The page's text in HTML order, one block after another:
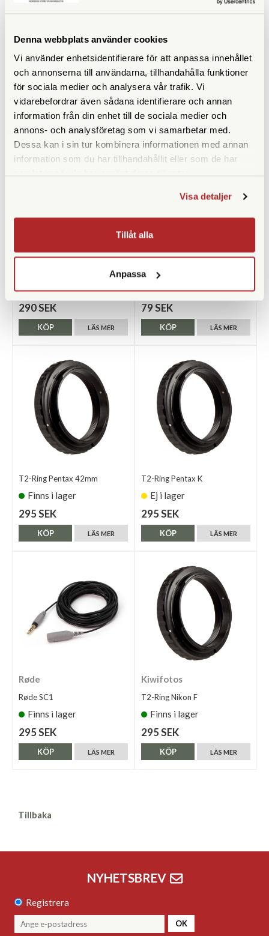
Denna webbplats använder cookies
Vi använder enhetsidentifierare för att anpassa innehållet
och annonserna till användarna, tillhandahålla funktioner
för sociala medier och analysera vår trafik. Vi
vidarebefordrar även sådana identifierare och annan
information från din enhet till de sociala medier och
annons- och analysföretag som vi samarbetar med.
Dessa kan i sin tur kombinera informationen med annan
information som du har tillhandahållit eller som de har
Visa detaljer
Tillåt alla
Anpassa
ANDRA KÖPTE ÄVEN
Finns i lager
290 SEK
LÄS MER
KÖP
Tongs (1 Piece)
Finns i lager
79 SEK
LÄS MER
KÖP
T2-Ring Pentax 42mm
Finns i lager
295 SEK
LÄS MER
KÖP
T2-Ring Pentax K
Ej i lager
295 SEK
LÄS MER
KÖP
Røde
Røde SC1
Finns i lager
295 SEK
LÄS MER
KÖP
Kiwifotos
T2-Ring Nikon F
Finns i lager
295 SEK
LÄS MER
KÖP
Tillbaka
NYHETSBREV
Registrera
OK